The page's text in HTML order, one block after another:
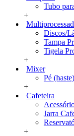
Tubo
+
Discos/
Tampa
Tigela
+
Mixer
Pé
+
Cafeteira
Jarra
+